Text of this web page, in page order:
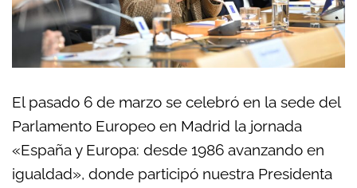
El pasado 6 de marzo se celebró en la sede del
Parlamento Europeo en Madrid la jornada
«España y Europa: desde 1986 avanzando en
igualdad», donde participó nuestra Presidenta